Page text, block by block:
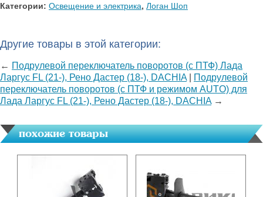
Категории: Освещение и электрика, Логан Шоп
Другие товары в этой категории:
← Подрулевой переключатель поворотов (с ПТФ) Лада
Ларгус FL (21-), Рено Дастер (18-), DACHIA|
Подрулевой
переключатель поворотов (с ПТФ и режимом AUTO) для
Лада Ларгус FL (21-), Рено Дастер (18-), DACHIA→
похожие товары